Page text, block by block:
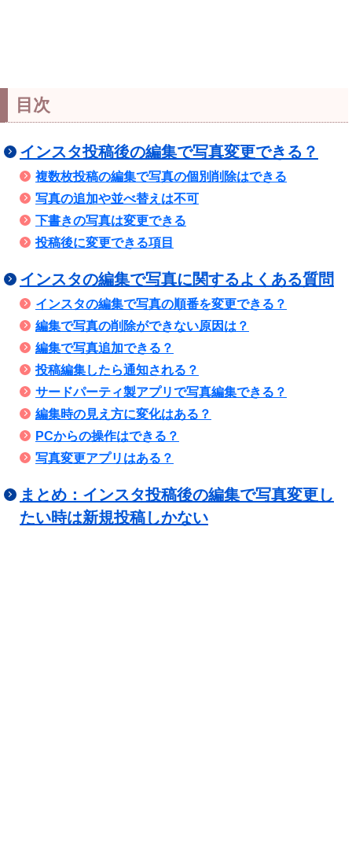
目次
インスタ投稿後の編集で写真変更できる？
複数枚投稿の編集で写真の個別削除はできる
写真の追加や並べ替えは不可
下書きの写真は変更できる
投稿後に変更できる項目
インスタの編集で写真に関するよくある質問
インスタの編集で写真の順番を変更できる？
編集で写真の削除ができない原因は？
編集で写真追加できる？
投稿編集したら通知される？
サードパーティ製アプリで写真編集できる？
編集時の見え方に変化はある？
PCからの操作はできる？
写真変更アプリはある？
まとめ：インスタ投稿後の編集で写真変更し
たい時は新規投稿しかない